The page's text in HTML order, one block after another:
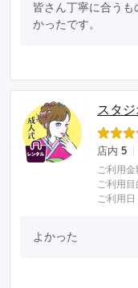
皆さん丁寧に合う
かったです。
スタ
店内 5
ご利用金
ご利用目
ご利用
よかった